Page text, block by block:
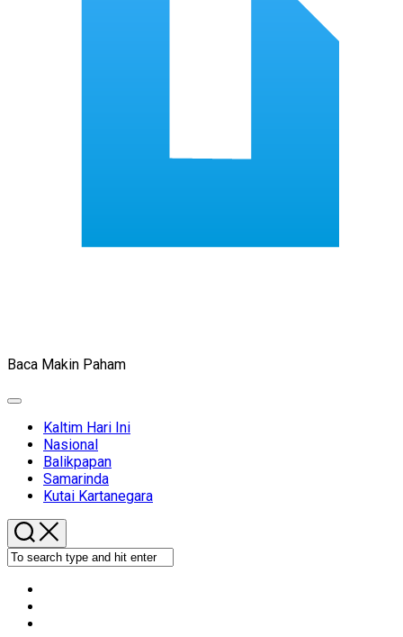
Baca Makin Paham
Expand
Kaltim Hari Ini
Nasional
Balikpapan
Samarinda
Kutai Kartanegara